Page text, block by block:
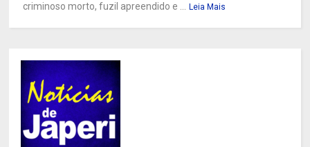
criminoso morto, fuzil apreendido e ...
Leia Mais